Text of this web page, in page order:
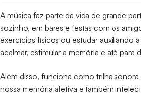
A música faz parte da vida de grande
sozinho, em bares e festas com os
exercícios físicos ou estudar auxiliando
acalmar, estimular a memória e até para
Além disso, funciona como trilha
nossa memória afetiva e também